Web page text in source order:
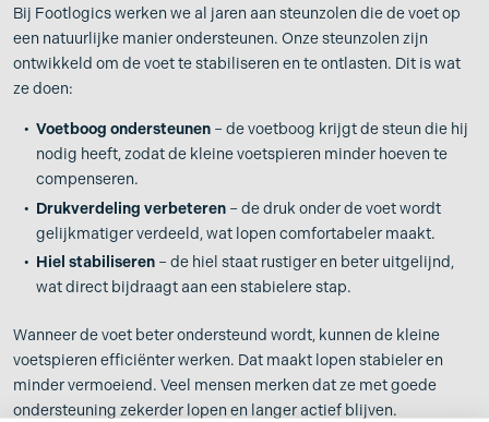
Bij Footlogics werken we al jaren aan steunzolen die de voet op
een natuurlijke manier ondersteunen. Onze steunzolen zijn
ontwikkeld om de voet te stabiliseren en te ontlasten. Dit is wat
ze doen:
Voetboog ondersteunen – de voetboog krijgt de steun die hij
nodig heeft, zodat de kleine voetspieren minder hoeven te
compenseren.
Drukverdeling verbeteren – de druk onder de voet wordt
gelijkmatiger verdeeld, wat lopen comfortabeler maakt.
Hiel stabiliseren – de hiel staat rustiger en beter uitgelijnd,
wat direct bijdraagt aan een stabielere stap.
Wanneer de voet beter ondersteund wordt, kunnen de kleine
voetspieren efficiënter werken. Dat maakt lopen stabieler en
minder vermoeiend. Veel mensen merken dat ze met goede
ondersteuning zekerder lopen en langer actief blijven.